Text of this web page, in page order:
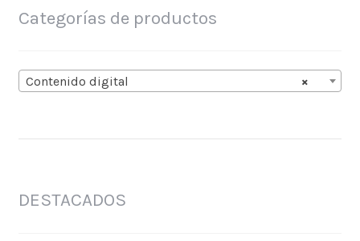
Categorías de productos
×
Contenido digital
DESTACADOS